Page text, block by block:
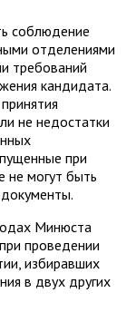
соблюдение
отделениями
требований
кандидата.
не недостатки
при
не могут быть
Минюста
проведении
избиравших
в двух других